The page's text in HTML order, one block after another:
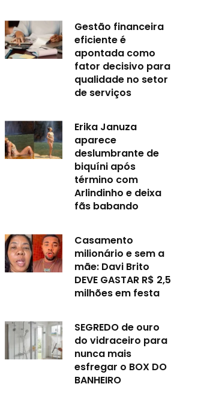
Gestão financeira
eficiente é
apontada como
fator decisivo para
qualidade no setor
de serviços
Erika Januza
aparece
deslumbrante de
biquíni após
término com
Arlindinho e deixa
fãs babando
Casamento
milionário e sem a
mãe: Davi Brito
DEVE GASTAR R$ 2,5
milhões em festa
SEGREDO de ouro
do vidraceiro para
nunca mais
esfregar o BOX DO
BANHEIRO